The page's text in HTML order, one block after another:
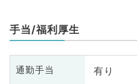
手当/福利厚生
通勤手当 有り